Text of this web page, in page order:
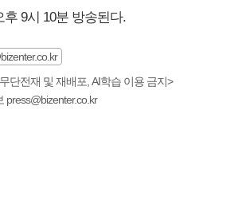
후 9시 10분 방송된다.
단전재 및 재배포, AI학습 이용 금지>